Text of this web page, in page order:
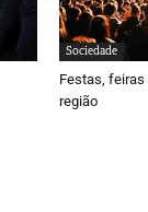
Sociedade
Festas,
região